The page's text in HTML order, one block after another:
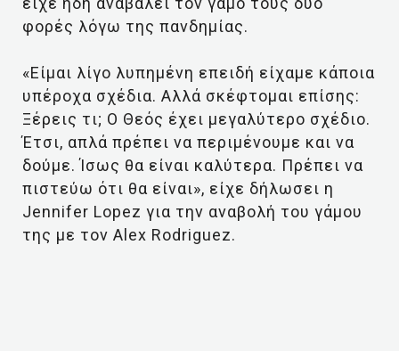
φορές λόγω της πανδημίας.
«Είμαι λίγο λυπημένη επειδή είχαμε κάποια
υπέροχα σχέδια. Αλλά σκέφτομαι επίσης:
Ξέρεις τι; Ο Θεός έχει μεγαλύτερο σχέδιο.
Έτσι, απλά πρέπει να περιμένουμε και να
δούμε. Ίσως θα είναι καλύτερα. Πρέπει να
πιστεύω ότι θα είναι», είχε δήλωσει η
Jennifer Lopez για την αναβολή του γάμου
της με τον Alex Rodriguez.